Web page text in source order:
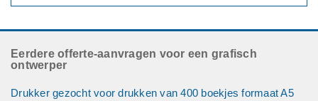
Eerdere offerte-aanvragen voor een grafisch
ontwerper
Drukker gezocht voor drukken van 400 boekjes formaat A5